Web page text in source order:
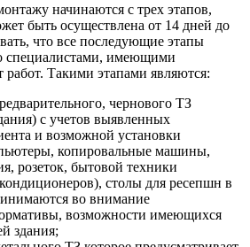
начинаются с трех этапов,
быть осуществлена от 14 дней до
что все последующие этапы
специалистами, имеющими
Такими этапами являются:
чернового ТЗ
с учетов выявленных
и возможной установки
копировальные машины,
розеток, бытовой техники
столы для ресепшн в
во внимание
возможности имеющихся
здания;